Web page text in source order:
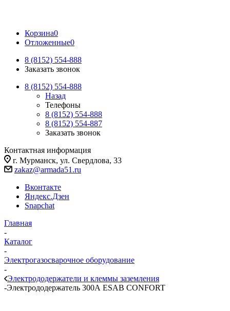
Корзина0
Отложенные0
8 (8152) 554-888
Заказать звонок
8 (8152) 554-888
Назад
Телефоны
8 (8152) 554-888
8 (8152) 554-887
Заказать звонок
Контактная информация
г. Мурманск, ул. Свердлова, 33
zakaz@armada51.ru
Вконтакте
Яндекс.Дзен
Snapchat
Главная
-
Каталог
-
Электрогазосварочное оборудование
-
Электрододержатели и клеммы заземления
-Электрододержатель 300А ESAB CONFORT